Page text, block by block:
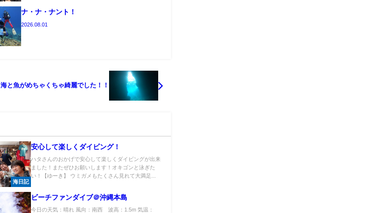
ナ・ナ・ナント！
2026.08.01
海と魚がめちゃくちゃ綺麗でした！！
海日記
安心して楽しくダイビング！
ハタさんのおかげで安心して楽しくダイビングが出来
ました！またぜひお願いします！オキゴンと泳ぎた
い！【ゆーき】 ウミガメもたくさん見れて大満足...
ビーチファンダイブ＠沖縄本島
今日の天気：晴れ 風向：南西 波高：1.5m 気温：